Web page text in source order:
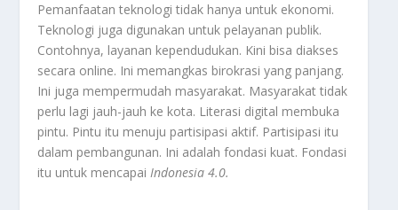
Pemanfaatan teknologi tidak hanya untuk ekonomi.
Teknologi juga digunakan untuk pelayanan publik.
Contohnya, layanan kependudukan. Kini bisa diakses
secara online. Ini memangkas birokrasi yang panjang.
Ini juga mempermudah masyarakat. Masyarakat tidak
perlu lagi jauh-jauh ke kota. Literasi digital membuka
pintu. Pintu itu menuju partisipasi aktif. Partisipasi itu
dalam pembangunan. Ini adalah fondasi kuat. Fondasi
itu untuk mencapaiIndonesia 4.0.